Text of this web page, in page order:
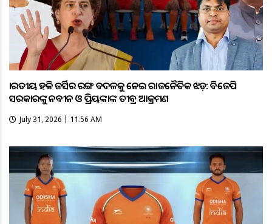
ଭାରତୀୟ ହକି ଜର୍ସିର ରଙ୍ଗ ବଦଳକୁ ନେଇ ରାଜନୈତିକ ଝଡ଼: ବିଜେପି
ସରକାରଙ୍କୁ ନବୀନ ଓ ପ୍ରିୟଙ୍କାଙ୍କ ତୀବ୍ର ଆକ୍ରମଣ
July 31, 2026 | 11:56 AM